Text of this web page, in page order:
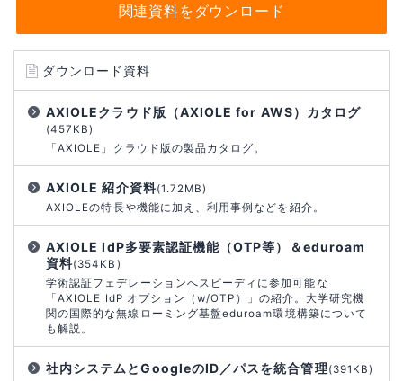
関連資料をダウンロード
ダウンロード資料
AXIOLEクラウド版（AXIOLE for AWS）カタログ
(457KB)
「AXIOLE」クラウド版の製品カタログ。
AXIOLE 紹介資料(1.72MB)
AXIOLEの特長や機能に加え、利用事例などを紹介。
AXIOLE IdP多要素認証機能（OTP等）＆eduroam
資料(354KB)
学術認証フェデレーションへスピーディに参加可能な
「AXIOLE IdP オプション（w/OTP）」の紹介。大学研究機
関の国際的な無線ローミング基盤eduroam環境構築について
も解説。
社内システムとGoogleのID／パスを統合管理(391KB)